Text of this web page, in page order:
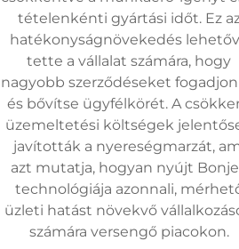
tételenkénti gyártási időt. Ez
hatékonyságnövekedés
tette a vállalat számára, hogy
nagyobb szerződéseket fogadjon
és bővítse ügyfélkörét. A
üzemeltetési költségek
javították a nyereségmarzát,
azt mutatja, hogyan nyújt
technológiája azonnali,
üzleti hatást növekvő
számára versengő piacokon.